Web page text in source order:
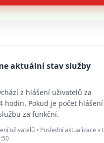
aktuální stav služby
z hlášení uživatelů za
hodin. Pokud je počet hlášení
za funkční.
uživatelů • Poslední aktualizace v